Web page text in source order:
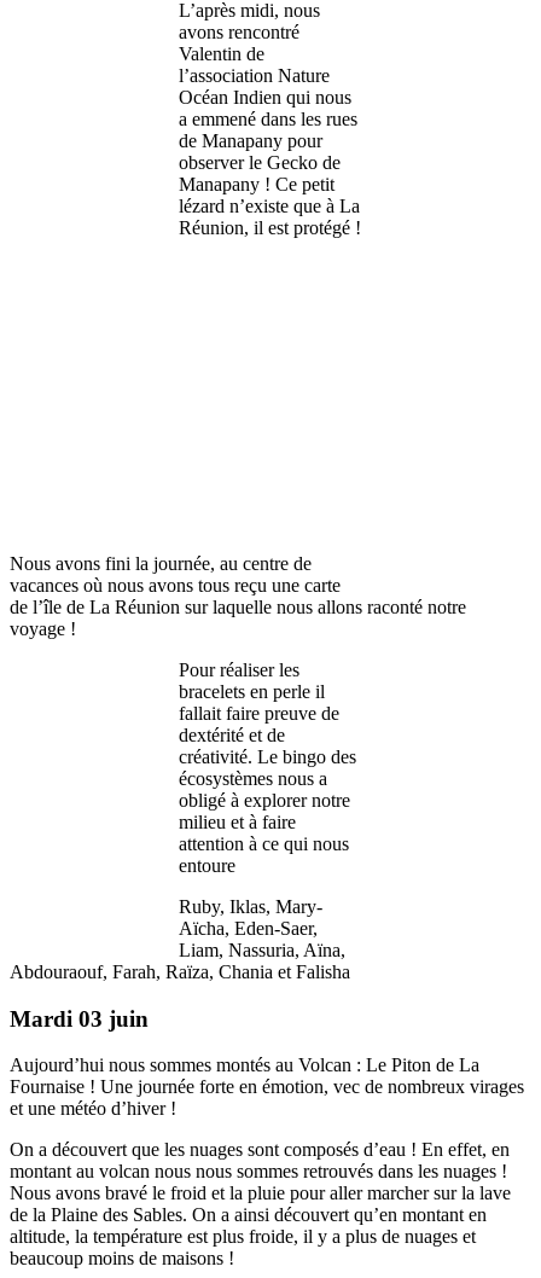
L’après midi, nous
avons rencontré
Valentin de
l’association Nature
Océan Indien qui nous
a emmené dans les rues
de Manapany pour
observer le Gecko de
Manapany ! Ce petit
lézard n’existe que à La
Réunion, il est protégé !
Nous avons fini la journée, au centre de
vacances où nous avons tous reçu une carte
de l’île de La Réunion sur laquelle nous allons raconté notre
voyage !
Pour réaliser les
bracelets en perle il
fallait faire preuve de
dextérité et de
créativité. Le bingo des
écosystèmes nous a
obligé à explorer notre
milieu et à faire
attention à ce qui nous
entoure
Ruby, Iklas, Mary-
Aïcha, Eden-Saer,
Liam, Nassuria, Aïna,
Abdouraouf, Farah, Raïza, Chania et Falisha
Mardi 03 juin
Aujourd’hui nous sommes montés au Volcan : Le Piton de La
Fournaise ! Une journée forte en émotion, vec de nombreux virages
et une météo d’hiver !
On a découvert que les nuages sont composés d’eau ! En effet, en
montant au volcan nous nous sommes retrouvés dans les nuages !
Nous avons bravé le froid et la pluie pour aller marcher sur la lave
de la Plaine des Sables. On a ainsi découvert qu’en montant en
altitude, la température est plus froide, il y a plus de nuages et
beaucoup moins de maisons !